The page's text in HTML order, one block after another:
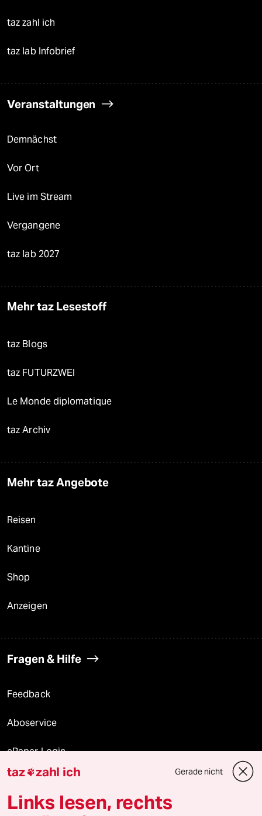
taz zahl ich
taz lab Infobrief
Veranstaltungen
Demnächst
Vor Ort
Live im Stream
Vergangene
taz lab 2027
Mehr taz Lesestoff
taz Blogs
taz FUTURZWEI
Le Monde diplomatique
taz Archiv
Mehr taz Angebote
Reisen
Kantine
Shop
Anzeigen
Fragen & Hilfe
Feedback
Aboservice
ePaper Login
Downloads für Abonnierende
taz zahl ich Gerade nicht
Links lesen, rechts